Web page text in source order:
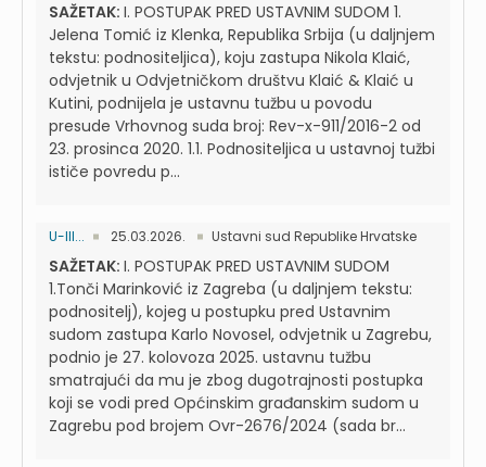
SAŽETAK: I. POSTUPAK PRED USTAVNIM SUDOM 1.
Jelena Tomić iz Klenka, Republika Srbija (u daljnjem
tekstu: podnositeljica), koju zastupa Nikola Klaić,
odvjetnik u Odvjetničkom društvu Klaić & Klaić u
Kutini, podnijela je ustavnu tužbu u povodu
presude Vrhovnog suda broj: Rev-x-911/2016-2 od
23. prosinca 2020. 1.1. Podnositeljica u ustavnoj tužbi
ističe povredu p...
U-III... 25.03.2026. Ustavni sud Republike Hrvatske
SAŽETAK: I. POSTUPAK PRED USTAVNIM SUDOM
1.Tonči Marinković iz Zagreba (u daljnjem tekstu:
podnositelj), kojeg u postupku pred Ustavnim
sudom zastupa Karlo Novosel, odvjetnik u Zagrebu,
podnio je 27. kolovoza 2025. ustavnu tužbu
smatrajući da mu je zbog dugotrajnosti postupka
koji se vodi pred Općinskim građanskim sudom u
Zagrebu pod brojem Ovr-2676/2024 (sada br...